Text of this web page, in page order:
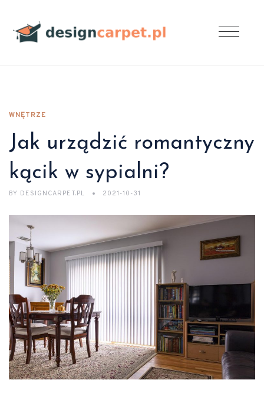
WNĘTRZE
Jak urządzić romantyczny
kącik w sypialni?
BY DESIGNCARPET.PL 2021-10-31